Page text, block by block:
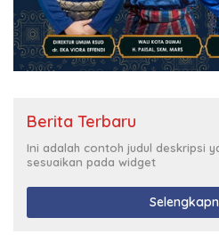
Berita Terbaru
Ini adalah contoh judul deskripsi
sesuaikan pada widget